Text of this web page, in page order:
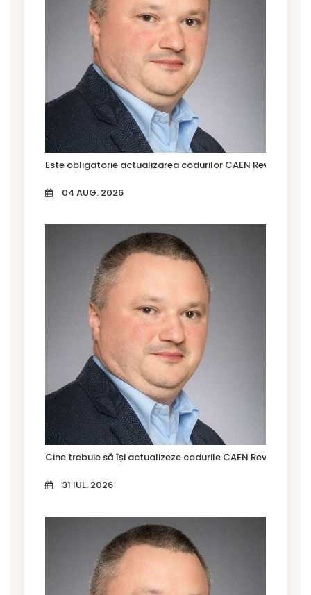
Este obligatorie actualizarea codurilor CAEN Rev. 3?
04 AUG. 2026
Cine trebuie să își actualizeze codurile CAEN Rev. 3 în
31 IUL. 2026